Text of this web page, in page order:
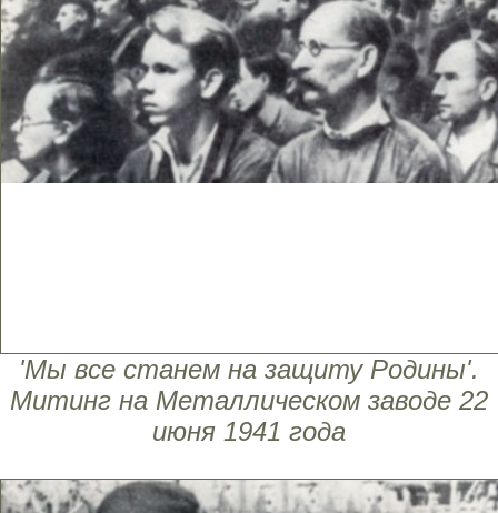
'Мы все станем на защиту Родины'.
Митинг на Металлическом заводе 22
июня 1941 года